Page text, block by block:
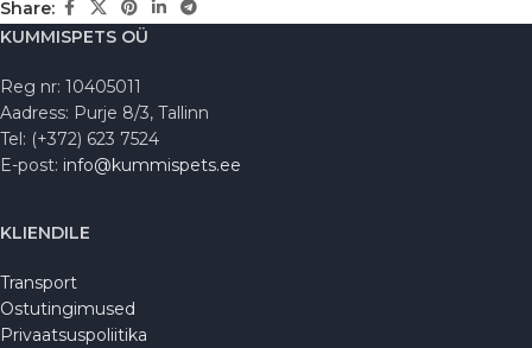
Share:
KUMMISPETS OÜ
Reg nr: 10405011
Aadress: Purje 8/3, Tallinn
Tel: (+372) 623 7524
E-post: info@kummispets.ee
KLIENDILE
Transport
Ostutingimused
Privaatsuspoliitika